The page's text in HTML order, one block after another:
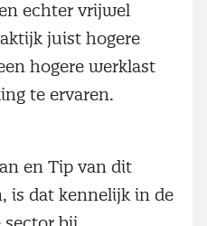
echter vrijwel
juist hogere
hogere werklast
te ervaren.
en Tip van dit
is dat kennelijk in de